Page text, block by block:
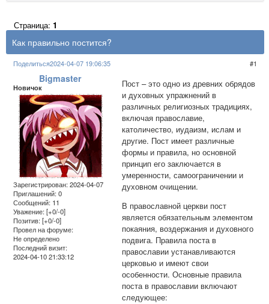
Как правильно постится?
Страница:1
Поделиться 1
2024-04-07 19:06:35
Bigmaster
Новичок
Зарегистрирован: 2024-04-07
Приглашений:0
Сообщений: 11
Уважение: [+0/-0]
Позитив: [+0/-0]
Провел на форуме:
Не определено
Последний визит:
2024-04-10 21:33:12
Пост – это одно из древних обрядов
и духовных упражнений в
различных религиозных традициях,
включая православие,
католичество, иудаизм, ислам и
другие. Пост имеет различные
формы и правила, но основной
принцип его заключается в
умеренности, самоограничении и
духовном очищении.
В православной церкви пост
является обязательным элементом
покаяния, воздержания и духовного
подвига. Правила поста в
православии устанавливаются
церковью и имеют свои
особенности. Основные правила
поста в православии включают
следующее: